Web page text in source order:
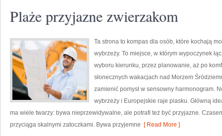
Plaże przyjazne zwierzakom
Ta strona to kompas dla osób, które kochają
wybrzeży. To miejsce, w którym wypoczynek
wyboru kierunku, przez planowanie, aż po
słonecznych wakacjach nad Morzem
zamienić pomysł w sensowny harmonogram.
wybrzeży i Europejskie raje piasku. Główną
ma wiele twarzy: bywa nieprzewidywalne, ale potrafi też być przyjazne.
przyciąga skalnymi zatoczkami. Bywa przyjemne [ Read More ]